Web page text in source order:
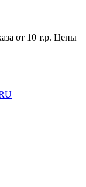
от 10 т.р. Цены